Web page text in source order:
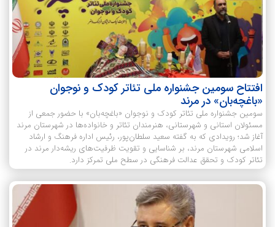
افتتاح سومین جشنواره ملی تئاتر کودک و نوجوان
«باغچه‌بان» در مرند
سومین جشنواره ملی تئاتر کودک و نوجوان «باغچه‌بان» با حضور جمعی از
مسئولان استانی و شهرستانی، هنرمندان تئاتر و خانواده‌ها در شهرستان مرند
آغاز شد؛ رویدادی که به گفته سعید سلطان‌پور، رئیس اداره فرهنگ و ارشاد
اسلامی شهرستان مرند، بر شناسایی و تقویت ظرفیت‌های ریشه‌دار مرند در
تئاتر کودک و تحقق عدالت فرهنگی در سطح ملی تمرکز دارد.